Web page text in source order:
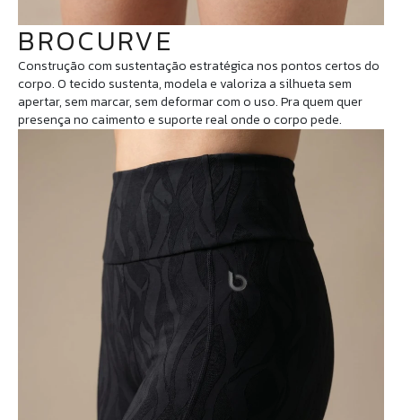
BROCURVE
Construção com sustentação estratégica nos pontos certos do
corpo. O tecido sustenta, modela e valoriza a silhueta sem
apertar, sem marcar, sem deformar com o uso. Pra quem quer
presença no caimento e suporte real onde o corpo pede.